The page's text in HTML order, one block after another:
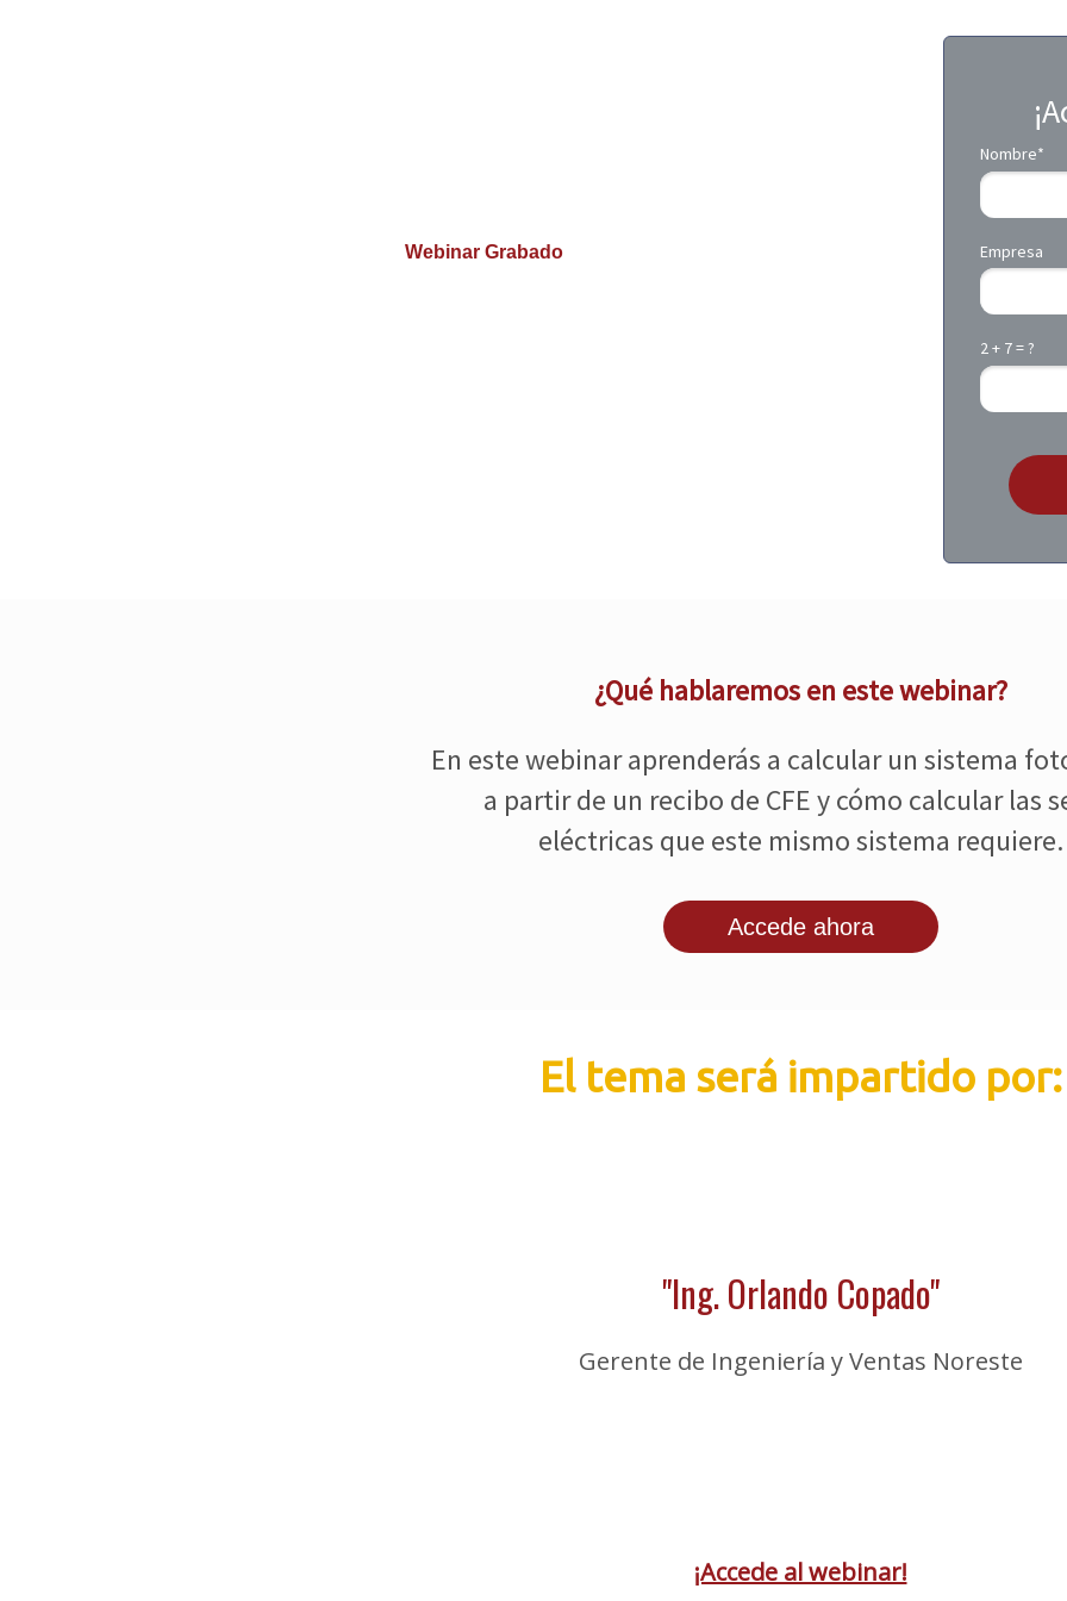
Webinar Grabado
Nombre*
Empresa
2 + 7 = ?
¿Qué hablaremos en este webinar?
En este webinar aprenderás a calcular un sistema
a partir de un recibo de CFE y cómo calcular las
eléctricas que este mismo sistema requiere.
Accede ahora
El tema será impartido por:
"Ing. Orlando Copado"
Gerente de Ingeniería y Ventas Noreste
¡Accede al webinar!